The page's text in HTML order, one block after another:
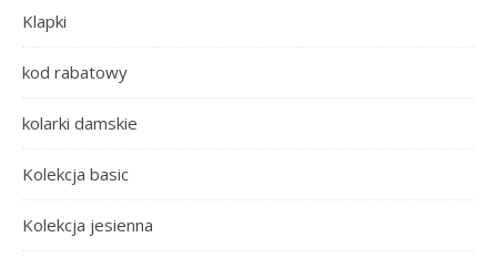
Klapki
kod rabatowy
kolarki damskie
Kolekcja basic
Kolekcja jesienna